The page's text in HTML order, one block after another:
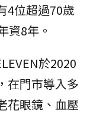
4位超過70歲
資8年。
於2020
在門市導入多
花眼鏡、血壓